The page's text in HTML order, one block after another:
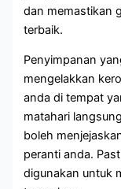
dan memastikan
terbaik.
Penyimpanan
mengelakkan
anda di tempat
matahari
boleh
peranti anda.
digunakan untuk